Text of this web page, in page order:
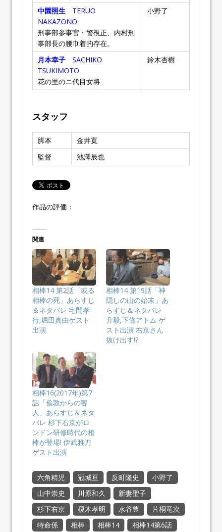
中園照生 TERUO
NAKAZONO
刑事部参事官・警視正、内村刑
事部長の腰巾着的存在。
小野了
月本幸子 SACHIKO
TSUKIMOTO
花の里のニ代目女将
鈴木杏樹
スタッフ
脚本
金井寛
監督
池澤辰也
作品の評価：
関連
相棒14 第2話「或る
相棒の死」あらすじ
＆ネタバレ 宅間孝
行,堀田真由ゲスト
出演
相棒14 第19話「神
隠しの山の始末」あ
らすじ＆ネタバレ
升毅,下條アトム ゲ
スト出演 右京さん
抜け出す!?
相棒16(2017年)第7
話「倫敦からの客
人」あらすじ＆ネタ
バレ 杉下右京がロ
ンドン研修時代の相
棒が登場! 伊武雅刀
ゲスト出演
六角精児 冠城亘 反町隆史
小野了
山中崇史
川原和久
新妻聖子
杉下右京
榎木孝明 水谷豊
片桐竜次
特命係
相棒 相棒14 相棒14第6話